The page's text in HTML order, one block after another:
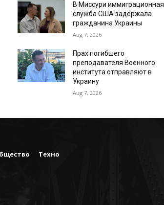
В Миссури иммиграционная
служба США задержала
гражданина Украины
Aug 7, 2026
Прах погибшего
преподавателя Военного
института отправляют в
Украину
Aug 7, 2026
Техно